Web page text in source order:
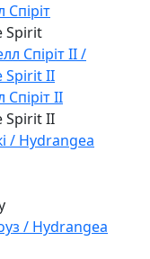
Спіріт
Spirit
Спіріт II
Spirit II